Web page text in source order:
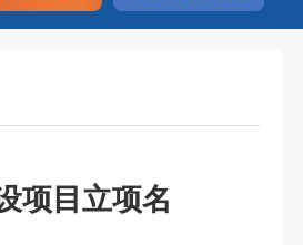
项目立项名